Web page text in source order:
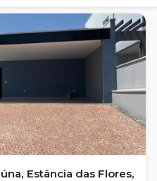
Estância das Flores,